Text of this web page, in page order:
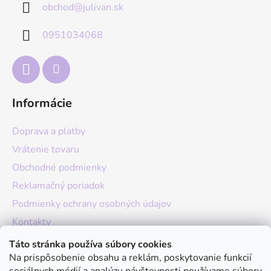
Táto stránka používa súbory cookies
Na prispôsobenie obsahu a reklám, poskytovanie funkcií
obchod@julivan.sk
0951034068
Informácie
Doprava a platby
Vrátenie tovaru
Obchodné podmienky
Reklamačný poriadok
Podmienky ochrany osobných údajov
Kontakty
O nás
Hodnotenie obchodu